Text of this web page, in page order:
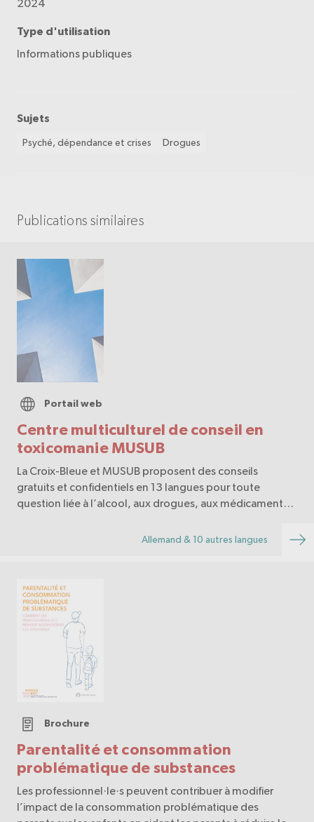
2024
Type d'utilisation
Informations publiques
Sujets
Psyché, dépendance et crises Drogues
Publications similaires
Centre multiculturel de conseil en
toxicomanie MUSUB
Portail web
La Croix-Bleue et MUSUB proposent des conseils
gratuits et confidentiels en 13 langues pour toute
question liée à l’alcool, aux drogues, aux médicaments,
Allemand & 10 autres langues
Parentalité et consommation
problématique de substances
Brochure
Les professionnel·le·s peuvent contribuer à modifier
l’impact de la consommation problématique des